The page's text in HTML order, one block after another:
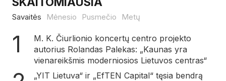
Savaitės Mėnesio Pusmečio Metų
M. K. Čiurlionio koncertų centro projekto
autorius Rolandas Palekas: „Kaunas yra
vienareikšmis moderniosios Lietuvos centras“
„YIT Lietuva“ ir „EfTEN Capital“ tęsia bendrą